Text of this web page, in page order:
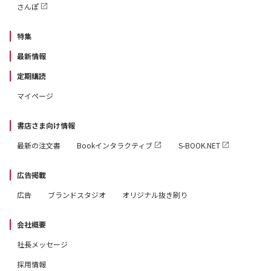
65 ニュースのニューシ問題
72 読解力講座
81 ■1年間まるごとふりかえり ニュースカレンダー
90 11月のニュース 94 12月のニュース
98 2021年1月のニュース 102 2月のニュース
114 5月のニュース 118 6月のニュース
122 7月のニュース 126 8月のニュース
■教えて早川明夫先生！
22 （1）新型コロナウイルス関連は2022年入試でも出や
すい？
さんぽ
特集
最新情報
定期購読
マイページ
書店さま向け情報
最新の注文書
Bookインタラクティブ S-BOOK.NET
広告掲載
広告
ブランドスタジオ オリジナル抜き刷り
会社概要
社長メッセージ
採用情報